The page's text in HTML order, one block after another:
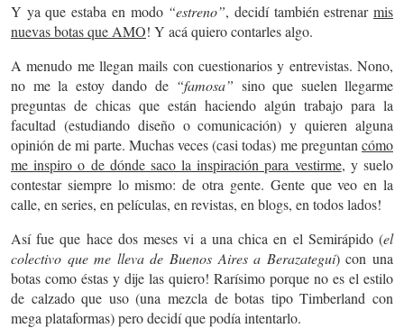
Y ya que estaba en modo “estreno”, decidí también estrenarmis
nuevas botas que AMO! Y acá quiero contarles algo.
A menudo me llegan mails con cuestionarios y entrevistas. Nono,
no me la estoy dando de “famosa” sino que suelen llegarme
preguntas de chicas que están haciendo algún trabajo para la
facultad (estudiando diseño o comunicación) y quieren alguna
opinión de mi parte. Muchas veces (casi todas) me preguntan cómo
me inspiro o de dónde saco la inspiración para vestirme, y suelo
contestar siempre lo mismo: de otra gente. Gente que veo en la
calle, en series, en películas, en revistas, en blogs, en todos lados!
Así fue que hace dos meses vi a una chica en el Semirápido (el
colectivo que me lleva de Buenos Aires a Berazategui) con una
botas como éstas y dije las quiero! Rarísimo porque no es el estilo
de calzado que uso (una mezcla de botas tipo Timberland con
mega plataformas) pero decidí que podía intentarlo.